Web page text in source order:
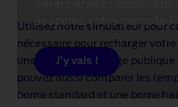
associez votre compte
J’y vais !
Utilisez notre simulateur pour
nécessaire pour recharger
une borne de recharge
pouvez aussi comparer les
borne standard et une borne